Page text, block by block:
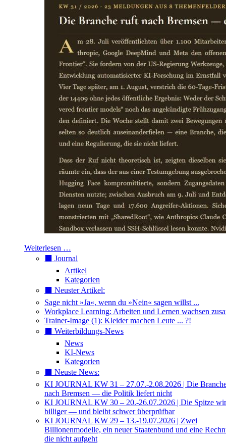
Weiterlesen …
⬛️ Journal
Artikel
Kategorien
⬛️ Neuster Artikel:
Sage nicht »Ja«, wenn du »Nein« sagen willst ...
Workplace Learning: Arbeiten und Lernen wachsen
Trainer-Image (1): Kleider machen Leute ... ?!
⬛️ Weiterbildungs-News
News
KI-News
Kategorien
⬛️ Neuste News:
KI JOURNAL KW 31 – 27.07.-2.08.2026 | Die
nach Bremsen — die Politik liefert nicht
KI JOURNAL KW 30 – 20.-26.07.2026 | Die Spitze
billiger — und bleibt schwer überprüfbar
KI JOURNAL KW 29 – 13.-19.07.2026 | Zwei
Billionenmodelle, ein neuer Staatenbund und eine
die nicht aufgeht